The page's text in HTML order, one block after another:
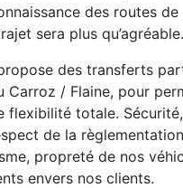
des routes de
sera plus qu’agréable.
des transferts
Carroz / Flaine, pour
flexibilité totale. Sécurité,
de la
propreté de nos
envers nos clients.